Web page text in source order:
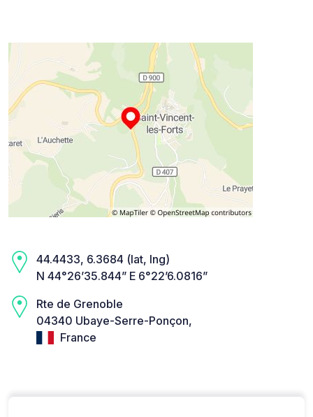
44.4433, 6.3684 (lat, lng)
N 44°26’35.844” E 6°22’6.0816”
Rte de Grenoble
04340 Ubaye-Serre-Ponçon,
France